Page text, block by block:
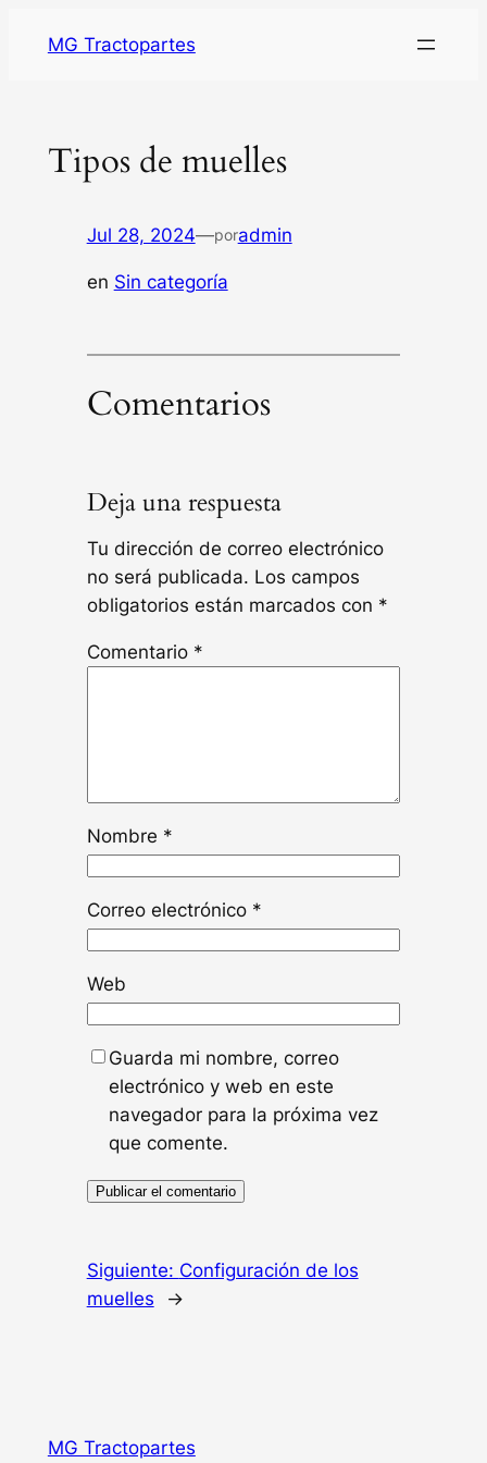
MG Tractopartes
Tipos de muelles
Jul 28, 2024—poradmin
en Sin categoría
Comentarios
Deja una respuesta
Tu dirección de correo electrónico
no será publicada. Los campos
obligatorios están marcados con *
Comentario *
Nombre *
Correo electrónico *
Web
Guarda mi nombre, correo
electrónico y web en este
navegador para la próxima vez
que comente.
Siguiente: Configuración de los
muelles
→
MG Tractopartes